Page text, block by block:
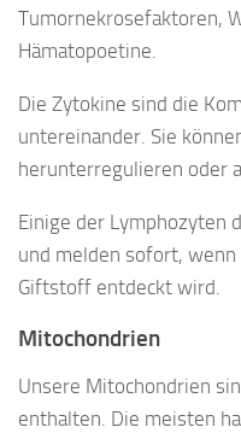
Tumornekrosefaktoren,
Hämatopoetine.
Die Zytokine sind die
untereinander. Sie
herunterregulieren oder
Einige der Lymphozyten
und melden sofort,
Giftstoff entdeckt wird.
Mitochondrien
Unsere Mitochondrien
enthalten. Die meisten